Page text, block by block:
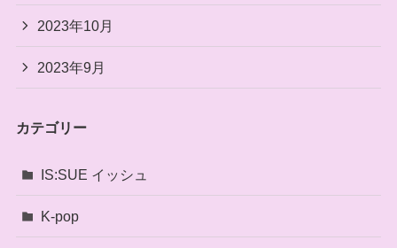
2023年10月
2023年9月
カテゴリー
IS:SUE イッシュ
K-pop